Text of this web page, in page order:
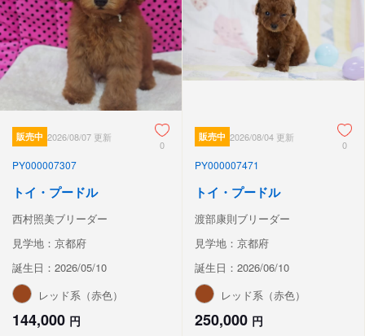
販売中 2026/08/07 更新
0
PY000007307
トイ・プードル
西村照美ブリーダー
見学地：京都府
誕生日：2026/05/10
レッド系（赤色）
144,000 円
販売中 2026/08/04 更新
0
PY000007471
トイ・プードル
渡部康則ブリーダー
見学地：京都府
誕生日：2026/06/10
レッド系（赤色）
250,000 円